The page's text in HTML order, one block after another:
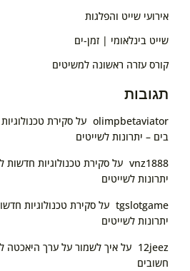
אירועי שייט והפלגות
שייט בינלאומי | זמן-ים
קורס עזרה ראשונה למשיטים
תגובות
olimpbetaviator על סקירת
בים – יתרונות לשייטים
vnz1888 על סקירת טכנולוגיות חדשות
יתרונות לשייטים
tgslotgame על סקירת טכנולוגיות
יתרונות לשייטים
12jeez על איך לשמור על ערך היאכטה
חשובים